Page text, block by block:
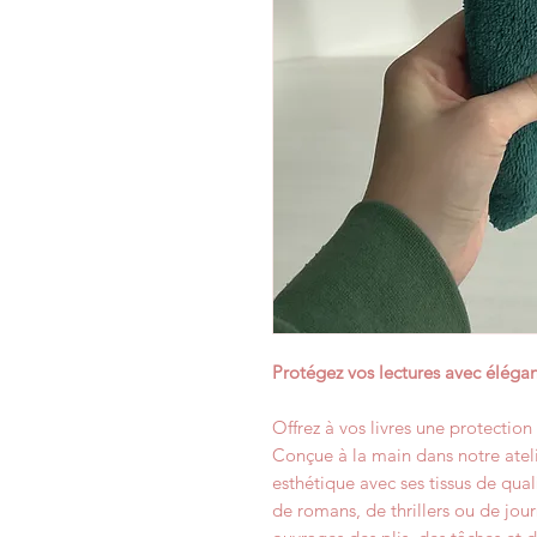
Protégez vos lectures avec
Offrez à vos livres une
Conçue à la main dans notre
esthétique avec ses tissus de
de romans, de thrillers ou de